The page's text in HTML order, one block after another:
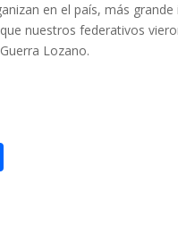
en el país, más
nuestros federativos
Lozano.